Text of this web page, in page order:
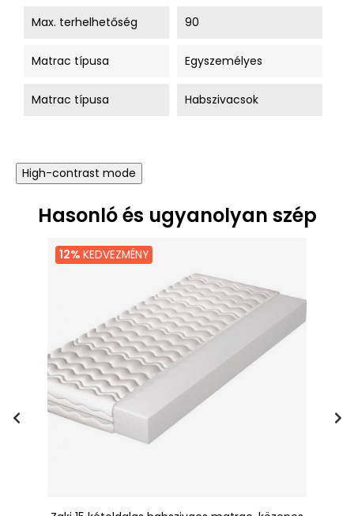
Max. terhelhetőség 90
Matrac típusa Egyszemélyes
Matrac típusa Habszivacsok
High-contrast mode
Hasonló és ugyanolyan szép
12% KEDVEZMÉNY